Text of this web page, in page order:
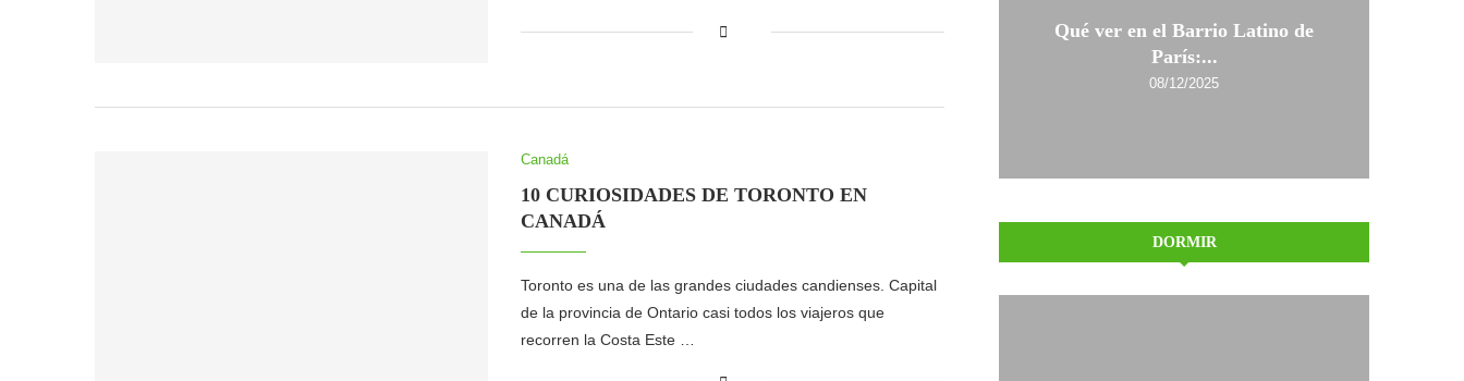
Canadá
10 CURIOSIDADES DE TORONTO EN
CANADÁ
Toronto es una de las grandes ciudades candienses. Capital
de la provincia de Ontario casi todos los viajeros que
recorren la Costa Este …
Qué ver en el Barrio Latino de
París:...
08/12/2025
DORMIR